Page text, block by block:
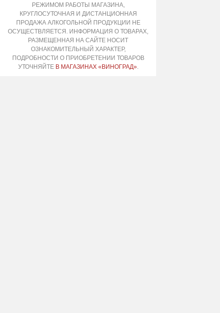
РЕЖИМОМ РАБОТЫ МАГАЗИНА,
КРУГЛОСУТОЧНАЯ И ДИСТАНЦИОННАЯ
ПРОДАЖА АЛКОГОЛЬНОЙ ПРОДУКЦИИ НЕ
ОСУЩЕСТВЛЯЕТСЯ. ИНФОРМАЦИЯ О ТОВАРАХ,
РАЗМЕЩЕННАЯ НА САЙТЕ НОСИТ
ОЗНАКОМИТЕЛЬНЫЙ ХАРАКТЕР,
ПОДРОБНОСТИ О ПРИОБРЕТЕНИИ ТОВАРОВ
УТОЧНЯЙТЕ В МАГАЗИНАХ «ВИНОГРАД».